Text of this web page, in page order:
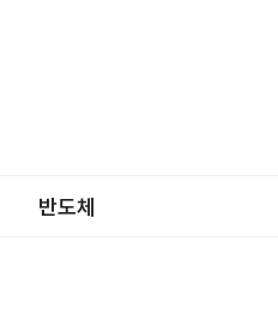
반도체